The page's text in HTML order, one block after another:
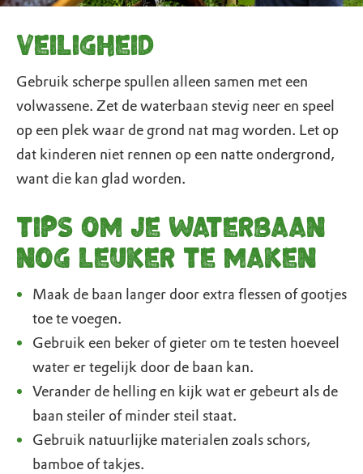
Veiligheid
Gebruik scherpe spullen alleen samen met een
volwassene. Zet de waterbaan stevig neer en speel
op een plek waar de grond nat mag worden. Let op
dat kinderen niet rennen op een natte ondergrond,
want die kan glad worden.
Tips om je waterbaan
nog leuker te maken
Maak de baan langer door extra flessen of gootjes
toe te voegen.
Gebruik een beker of gieter om te testen hoeveel
water er tegelijk door de baan kan.
Verander de helling en kijk wat er gebeurt als de
baan steiler of minder steil staat.
Gebruik natuurlijke materialen zoals schors,
bamboe of takjes.